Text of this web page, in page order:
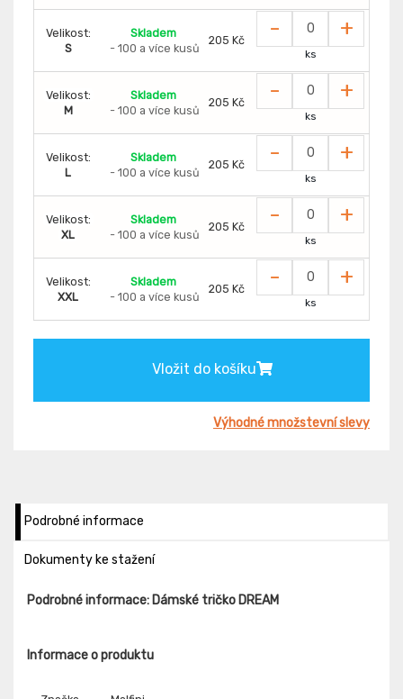
Velikost:
S
Skladem
- 100 a více kusů
205 Kč - +
ks
Velikost:
M
Skladem
- 100 a více kusů
205 Kč - +
ks
Velikost:
L
Skladem
- 100 a více kusů
205 Kč - +
ks
Velikost:
XL
Skladem
- 100 a více kusů
205 Kč - +
ks
Velikost:
XXL
Skladem
- 100 a více kusů
205 Kč - +
ks
Vložit do košíku
Výhodné množstevní slevy
Podrobné informace
Dokumenty ke stažení
Podrobné informace: Dámské tričko DREAM
Informace o produktu